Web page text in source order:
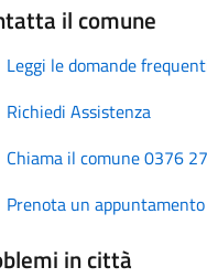
il comune
Leggi le domande
Richiedi Assistenza
Chiama il comune 0376
Prenota un appuntamento
in città